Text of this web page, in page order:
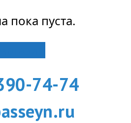
пока пуста.
74-74